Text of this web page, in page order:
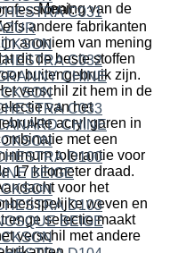
van de professional:
andere fabrikanten
anoniem van mening
dit de beste stoffen
buitengebruik zijn.
verschil zit hem in de
van het
acryl garen in
met een
tolerantie voor
17 kilometer draad.
voor het
weven en
selectie maakt
verschil met andere